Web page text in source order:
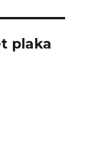
plaka